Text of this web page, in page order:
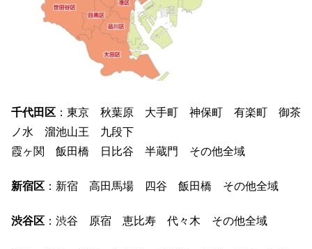
千代田区 ：東京 秋葉原 大手町 神保町 有楽町 御茶
ノ水 溜池山王 九段下
霞ヶ関 飯田橋 日比谷 半蔵門 その他全域
新宿区 ：新宿 高田馬場 四谷 飯田橋 その他全域
渋谷区 ：渋谷 原宿 恵比寿 代々木 その他全域